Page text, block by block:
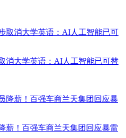
消大学英语：AI人工智能已可替
薪！百强车商兰天集团回应暴雷